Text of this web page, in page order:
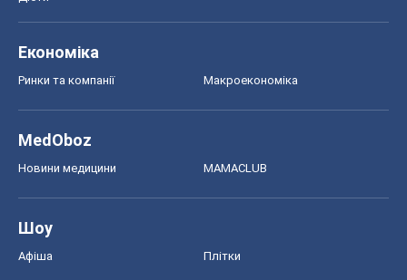
Економіка
Ринки та компанії Макроекономіка
MedOboz
Новини медицини MAMACLUB
Шоу
Афіша Плітки